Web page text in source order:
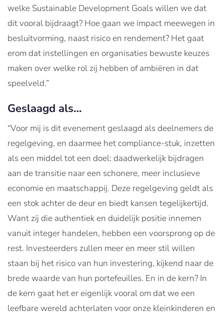
welke Sustainable Development Goals willen we dat
dit vooral bijdraagt? Hoe gaan we impact meewegen in
besluitvorming, naast risico en rendement? Het gaat
erom dat instellingen en organisaties bewuste keuzes
maken over welke rol zij hebben of ambiëren in dat
speelveld.”
Geslaagd als…
“Voor mij is dit evenement geslaagd als deelnemers de
regelgeving, en daarmee het compliance-stuk, inzetten
als een middel tot een doel: daadwerkelijk bijdragen
aan de transitie naar een schonere, meer inclusieve
economie en maatschappij. Deze regelgeving geldt als
een stok achter de deur en biedt kansen tegelijkertijd.
Want zij die authentiek en duidelijk positie innemen
vanuit integer handelen, hebben een voorsprong op de
rest. Investeerders zullen meer en meer stil willen
staan bij het risico van hun investering, kijkend naar de
brede waarde van hun portefeuilles. En in de kern? In
de kern gaat het er eigenlijk vooral om dat we een
leefbare wereld achterlaten voor onze kleinkinderen en